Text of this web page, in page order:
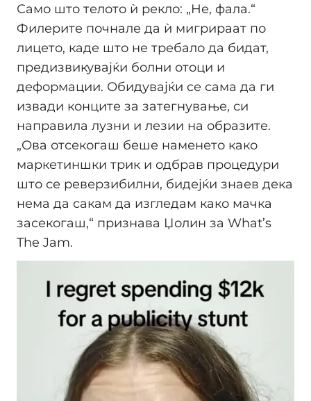
Само што телото ѝ рекло: „Не, фала.“
Филерите почнале да ѝ мигрираат по
лицето, каде што не требало да бидат,
предизвикувајќи болни отоци и
деформации. Обидувајќи се сама да ги
извади конците за затегнување, си
направила лузни и лезии на образите.
„Ова отсекогаш беше наменето како
маркетиншки трик и одбрав процедури
што се реверзибилни, бидејќи знаев дека
нема да сакам да изгледам како мачка
засекогаш,“ признава Џолин за What’s
The Jam.